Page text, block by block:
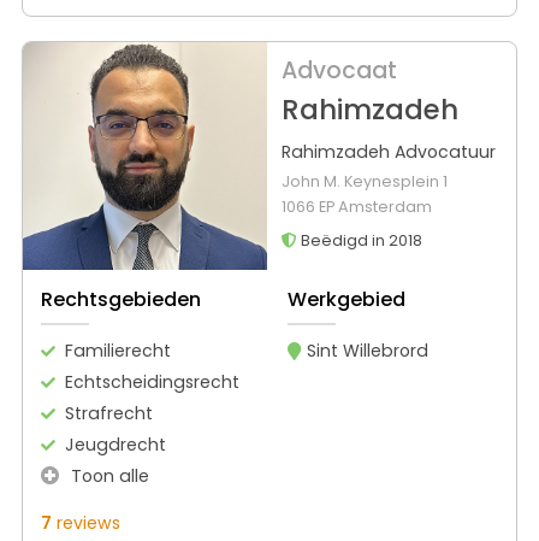
Advocaat
Rahimzadeh
Rahimzadeh Advocatuur
John M. Keynesplein 1
1066 EP Amsterdam
Beëdigd in 2018
Rechtsgebieden
Familierecht
Echtscheidingsrecht
Strafrecht
Jeugdrecht
Toon alle
Werkgebied
Sint Willebrord
7 reviews